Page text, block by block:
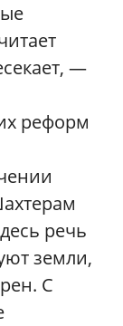
—
реформ
речь
земли,
С